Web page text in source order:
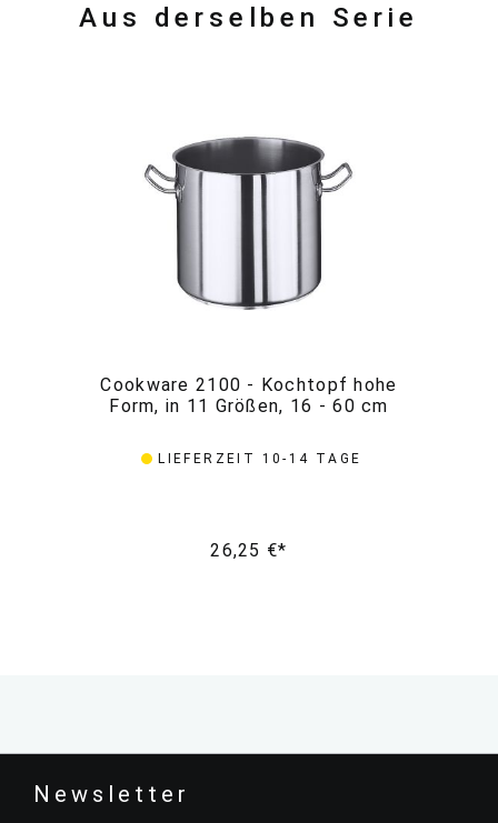
Aus derselben Serie
Cookware 2100 - Kochtopf hohe
Form, in 11 Größen, 16 - 60 cm
LIEFERZEIT 10-14 TAGE
26,25 €*
Newsletter